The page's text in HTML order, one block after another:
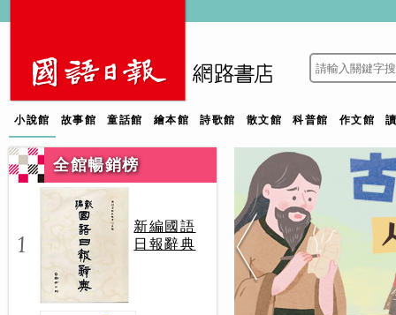
小說館 故事館 童話館 繪本館 詩歌館 散文館 科普館 作文館
全館暢銷榜
1
新編國語
日報辭典